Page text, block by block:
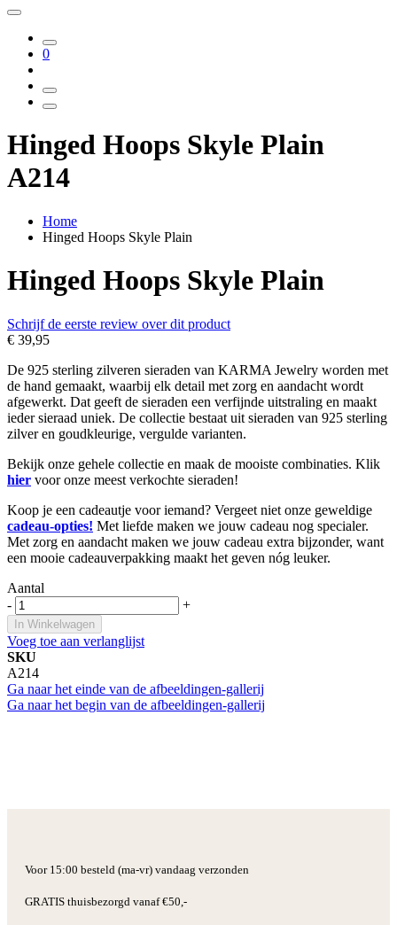
0
Hinged Hoops Skyle Plain
A214
Home
Hinged Hoops Skyle Plain
Hinged Hoops Skyle Plain
Schrijf de eerste review over dit product
€ 39,95
De 925 sterling zilveren sieraden van KARMA Jewelry worden met
de hand gemaakt, waarbij elk detail met zorg en aandacht wordt
afgewerkt. Dat geeft de sieraden een verfijnde uitstraling en maakt
ieder sieraad uniek. De collectie bestaat uit sieraden van 925 sterling
zilver en goudkleurige, vergulde varianten.
Bekijk onze gehele collectie en maak de mooiste combinaties. Klik
hier voor onze meest verkochte sieraden!
Koop je een cadeautje voor iemand? Vergeet niet onze geweldige
cadeau-opties! Met liefde maken we jouw cadeau nog specialer.
Met zorg en aandacht maken we jouw cadeau extra bijzonder, want
een mooie cadeauverpakking maakt het geven nóg leuker.
Aantal
-
+
In Winkelwagen
Voeg toe aan verlanglijst
SKU
A214
Ga naar het einde van de afbeeldingen-gallerij
Ga naar het begin van de afbeeldingen-gallerij
Voor 15:00 besteld (ma-vr) vandaag verzonden
GRATIS thuisbezorgd vanaf €50,-